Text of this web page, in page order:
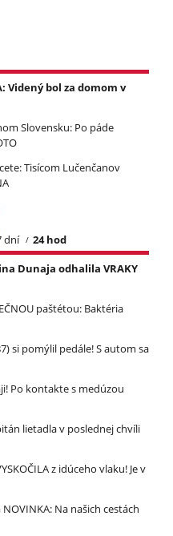
Videný bol za domom v
Slovensku: Po páde
Tisícom Lučenčanov
dní
24 hod
Dunaja odhalila VRAKY
paštétou: Baktéria
si pomýlil pedále! S autom sa
Po kontakte s medúzou
lietadla v poslednej chvíli
z idúceho vlaku! Je v
Na našich cestách